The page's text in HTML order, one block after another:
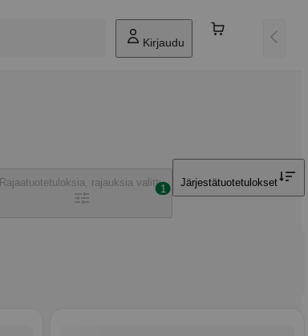
Kirjaudu
Rajaatuotetuloksia, rajauksia valittu
1
Järjestätuotetulokset